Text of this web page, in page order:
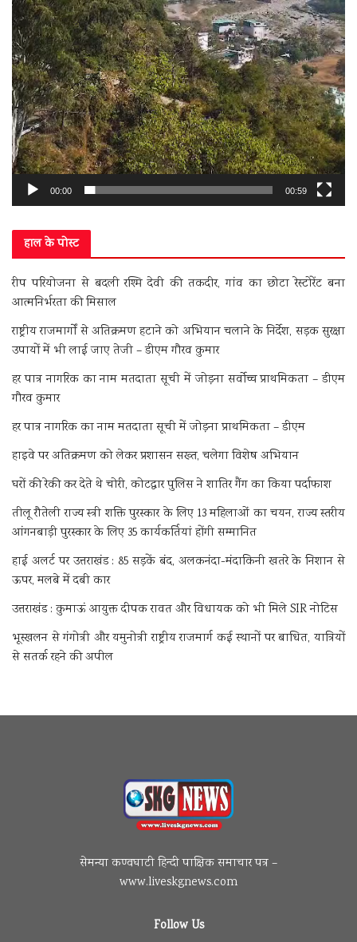
00:00 00:59
हाल के पोस्ट
रीप परियोजना से बदली रश्मि देवी की तकदीर, गांव का छोटा रेस्टोरेंट बना
आत्मनिर्भरता की मिसाल
राष्ट्रीय राजमार्गों से अतिक्रमण हटाने को अभियान चलाने के निर्देश, सड़क सुरक्षा
उपायों में भी लाई जाए तेजी – डीएम गौरव कुमार
हर पात्र नागरिक का नाम मतदाता सूची में जोड़ना सर्वोच्च प्राथमिकता – डीएम
गौरव कुमार
हर पात्र नागरिक का नाम मतदाता सूची में जोड़ना प्राथमिकता – डीएम
हाइवे पर अतिक्रमण को लेकर प्रशासन सख्त, चलेगा विशेष अभियान
घरों की रेकी कर देते थे चोरी, कोटद्वार पुलिस ने शातिर गैंग का किया पर्दाफाश
तीलू रौतेली राज्य स्त्री शक्ति पुरस्कार के लिए 13 महिलाओं का चयन, राज्य स्तरीय
आंगनबाड़ी पुरस्कार के लिए 35 कार्यकर्तियां होंगी सम्मानित
हाई अलर्ट पर उत्तराखंड : 85 सड़कें बंद, अलकनंदा-मंदाकिनी खतरे के निशान से
ऊपर, मलबे में दबी कार
उत्तराखंड : कुमाऊं आयुक्त दीपक रावत और विधायक को भी मिले SIR नोटिस
भूस्खलन से गंगोत्री और यमुनोत्री राष्ट्रीय राजमार्ग कई स्थानों पर बाधित, यात्रियों
से सतर्क रहने की अपील
सेमन्या कण्वघाटी हिन्दी पाक्षिक समाचार पत्र –
www.liveskgnews.com
Follow Us